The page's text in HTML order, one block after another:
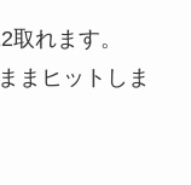
れます。
まヒットしま